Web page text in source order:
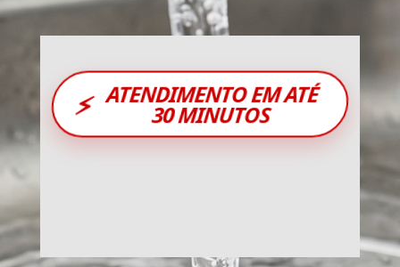
⚡ ATENDIMENTO EM ATÉ
30 MINUTOS